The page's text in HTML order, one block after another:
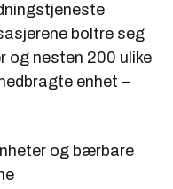
boltre seg
og nesten 200 ulike
enhet –
og bærbare